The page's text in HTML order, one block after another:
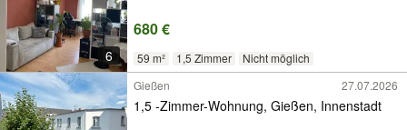
6
680 €
59 m² 1,5 Zimmer Nicht möglich
Gießen 27.07.2026
1,5 -Zimmer-Wohnung, Gießen, Innenstadt